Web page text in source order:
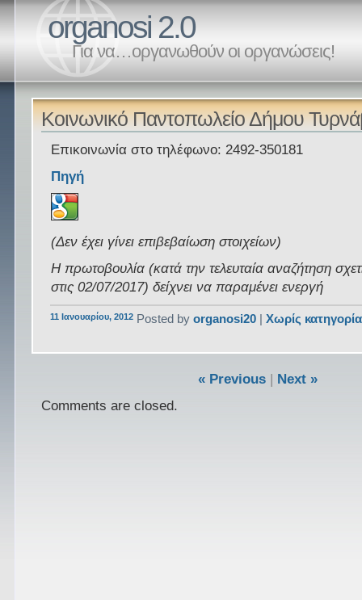
organosi 2.0
Για να…οργανωθούν οι οργανώσεις!
Κοινωνικό Παντοπωλείο Δήμου
Επικοινωνία στο τηλέφωνο: 2492-350181
Πηγή
(Δεν έχει γίνει επιβεβαίωση στοιχείων)
Η πρωτοβουλία (κατά την τελευταία αναζήτηση
στις 02/07/2017) δείχνει να παραμένει ενεργή
11 Ιανουαρίου, 2012 Posted byorganosi20 |Χωρίς κατηγορία
« Previous|
Next »
Comments are closed.